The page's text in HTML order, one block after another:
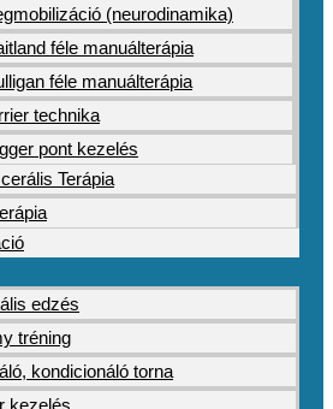
(neurodinamika)
féle manuálterápia
féle manuálterápia
technika
pont kezelés
Terápia
edzés
tréning
kondicionáló torna
kezelés